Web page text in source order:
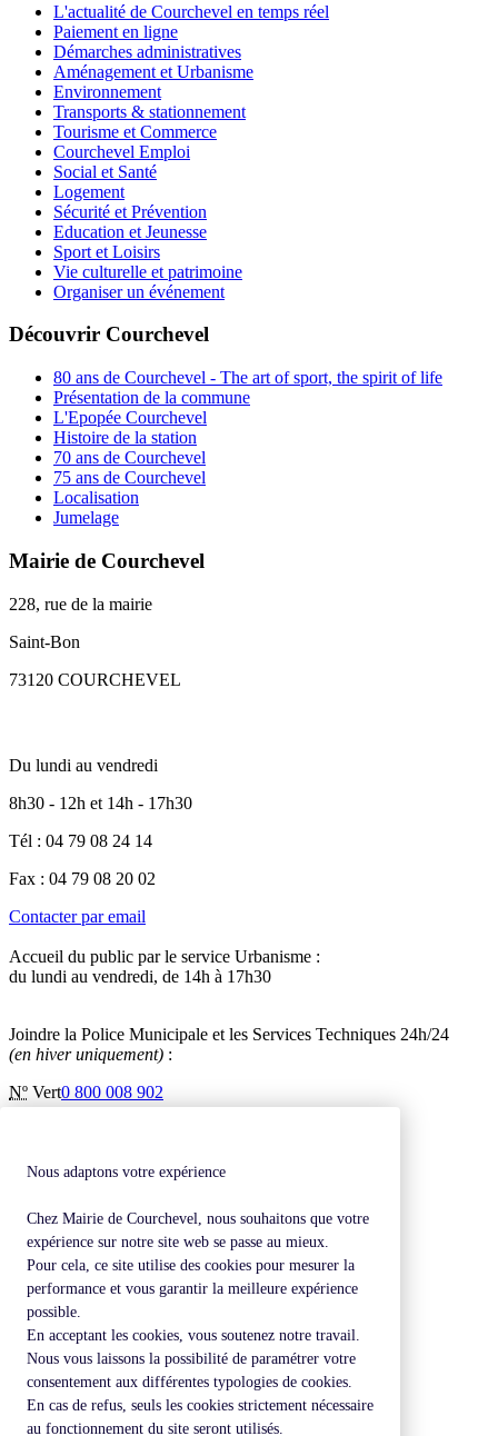
Nous adaptons votre expérience
Chez Mairie de Courchevel, nous souhaitons que votre
expérience sur notre site web se passe au mieux.
Pour cela, ce site utilise des cookies pour mesurer la
performance et vous garantir la meilleure expérience
possible.
En acceptant les cookies, vous soutenez notre travail.
Nous vous laissons la possibilité de paramétrer votre
consentement aux différentes typologies de cookies.
En cas de refus, seuls les cookies strictement nécessaire
au fonctionnement du site seront utilisés.
L'actualité de Courchevel en temps réel
Paiement en ligne
Démarches administratives
Aménagement et Urbanisme
Environnement
Transports & stationnement
Tourisme et Commerce
Courchevel Emploi
Social et Santé
Logement
Sécurité et Prévention
Education et Jeunesse
Sport et Loisirs
Vie culturelle et patrimoine
Organiser un événement
Découvrir Courchevel
80 ans de Courchevel - The art of sport, the spirit of life
Présentation de la commune
L'Epopée Courchevel
Histoire de la station
70 ans de Courchevel
75 ans de Courchevel
Localisation
Jumelage
Mairie de Courchevel
228, rue de la mairie
Saint-Bon
73120 COURCHEVEL
Du lundi au vendredi
8h30 - 12h et 14h - 17h30
Tél : 04 79 08 24 14
Fax : 04 79 08 20 02
Contacter par email
Accueil du public par le service Urbanisme :
du lundi au vendredi, de 14h à 17h30
Joindre la Police Municipale et les Services Techniques 24h/24
(en hiver uniquement) :
Nº Vert0 800 008 902
Mentions légales
Revenir en haut de page